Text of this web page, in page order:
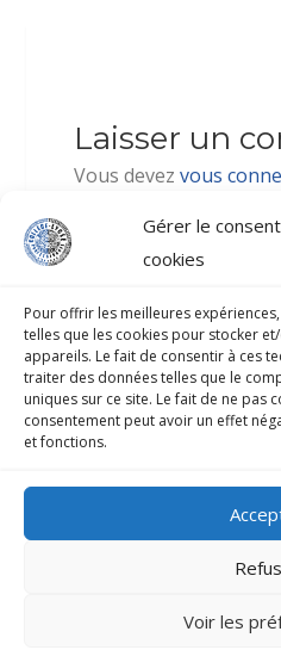
Gérer le
cookies
Pour offrir les meilleures
telles que les cookies pour stocker
appareils. Le fait de consentir à ces
traiter des données telles que le
uniques sur ce site. Le fait de ne pas
consentement peut avoir un effet
et fonctions.
Voir les
Laisser un
Vous devezvous
COLLÈGE-LYCÉE
Secrétariat :
Fax : 40
Mentions